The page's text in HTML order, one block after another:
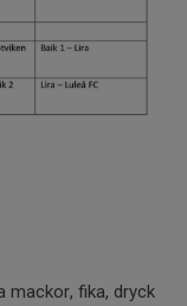
mackor, fika, dryck